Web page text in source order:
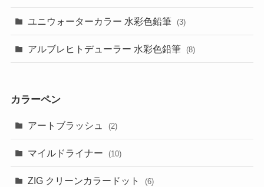
ユニウォーターカラー 水彩色鉛筆 (3)
アルブレヒトデューラー 水彩色鉛筆 (8)
カラーペン
アートブラッシュ (2)
マイルドライナー (10)
ZIG クリーンカラードット (6)